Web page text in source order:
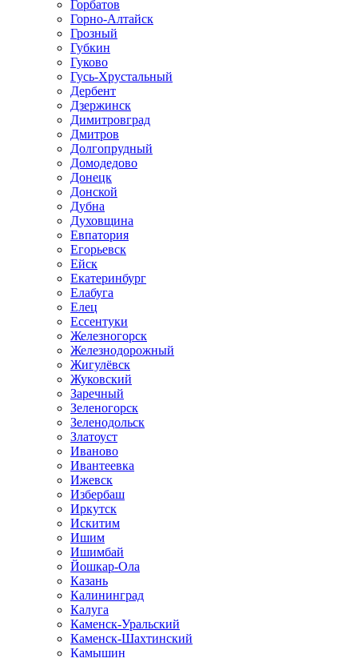
Горбатов
Горно-Алтайск
Грозный
Губкин
Гуково
Гусь-Хрустальный
Дербент
Дзержинск
Димитровград
Дмитров
Долгопрудный
Домодедово
Донецк
Донской
Дубна
Духовщина
Евпатория
Егорьевск
Ейск
Екатеринбург
Елабуга
Елец
Ессентуки
Железногорск
Железнодорожный
Жигулёвск
Жуковский
Заречный
Зеленогорск
Зеленодольск
Златоуст
Иваново
Ивантеевка
Ижевск
Избербаш
Иркутск
Искитим
Ишим
Ишимбай
Йошкар-Ола
Казань
Калининград
Калуга
Каменск-Уральский
Каменск-Шахтинский
Камышин